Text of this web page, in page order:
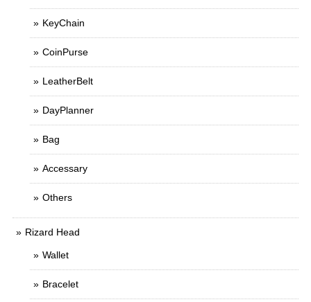
KeyChain
CoinPurse
LeatherBelt
DayPlanner
Bag
Accessary
Others
Rizard Head
Wallet
Bracelet